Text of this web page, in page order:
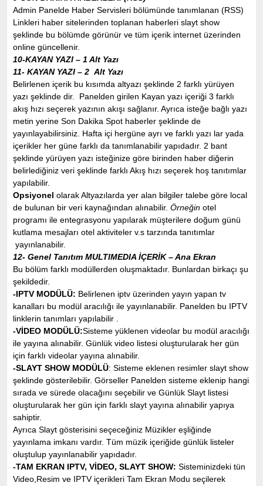
Admin Panelde Haber Servisleri bölümünde tanımlanan (RSS)
Linkleri haber sitelerinden toplanan haberleri slayt show
şeklinde bu bölümde görünür ve tüm içerik internet üzerinden
online güncellenir.
10-KAYAN YAZI – 1 Alt Yazı
11- KAYAN YAZI – 2 Alt Yazı
Belirlenen içerik bu kısımda altyazı şeklinde 2 farklı yürüyen
yazı şeklinde dir. Panelden girilen Kayan yazı içeriği 3 farklı
akış hızı seçerek yazının akışı sağlanır. Ayrıca isteğe bağlı yazı
metin yerine Son Dakika Spot haberler şeklinde de
yayınlayabilirsiniz. Hafta içi hergüne ayrı ve farklı yazı lar yada
içerikler her güne farklı da tanımlanabilir yapıdadır. 2 bant
şeklinde yürüyen yazı isteğinize göre birinden haber diğerin
belirlediğiniz veri şeklinde farklı Akış hızı seçerek hoş tanıtımlar
yapılabilir.
Opsiyonel olarak Altyazılarda yer alan bilgiler talebe göre local
de bulunan bir veri kaynağından alınabilir. Örneğin otel
programı ile entegrasyonu yapılarak müşterilere doğum günü
kutlama mesajları otel aktiviteler v.s tarzında tanıtımlar
yayınlanabilir.
12- Genel Tanıtım MULTIMEDIA İÇERİK – Ana Ekran
Bu bölüm farklı modüllerden oluşmaktadır. Bunlardan birkaçı şu
şekildedir.
-IPTV MODÜLÜ: Belirlenen iptv üzerinden yayın yapan tv
kanalları bu modül aracılığı ile yayınlanabilir. Panelden bu IPTV
linklerin tanımları yapılabilir .
-VİDEO MODÜLÜ:Sisteme yüklenen videolar bu modül aracılığı
ile yayına alınabilir. Günlük video listesi oluşturularak her gün
için farklı videolar yayına alınabilir.
-SLAYT SHOW MODÜLÜ: Sisteme eklenen resimler slayt show
şeklinde gösterilebilir. Görseller Panelden sisteme eklenip hangi
sırada ve sürede olacağını seçebilir ve Günlük Slayt listesi
oluşturularak her gün için farklı slayt yayına alınabilir yapıya
sahiptir.
Ayrıca Slayt gösterisini seçeceğiniz Müzikler eşliğinde
yayınlama imkanı vardır. Tüm müzik içeriğide günlük listeler
oluştulup yayınlanabilir yapıdadır.
-TAM EKRAN IPTV, VİDEO, SLAYT SHOW: Sisteminizdeki tün
Video,Resim ve IPTV içerikleri Tam Ekran Modu seçilerek